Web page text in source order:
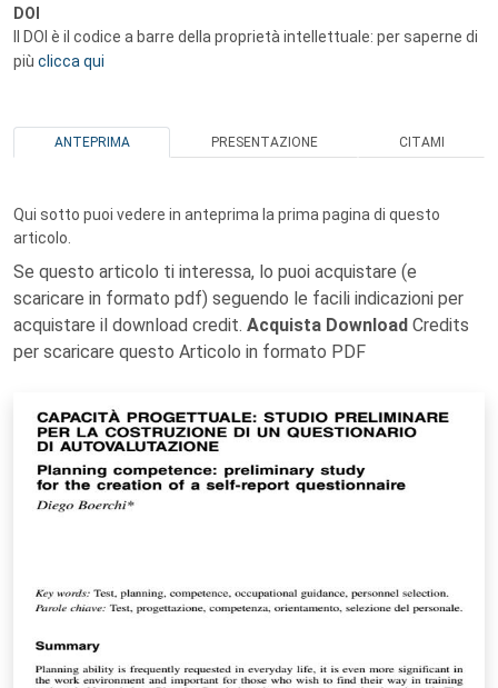
DOI
Il DOI è il codice a barre della proprietà intellettuale: per saperne di
più clicca qui
ANTEPRIMA PRESENTAZIONE CITAMI
Qui sotto puoi vedere in anteprima la prima pagina di questo
articolo.
Se questo articolo ti interessa, lo puoi acquistare (e
scaricare in formato pdf) seguendo le facili indicazioni per
acquistare il download credit. Acquista Download Credits
per scaricare questo Articolo in formato PDF